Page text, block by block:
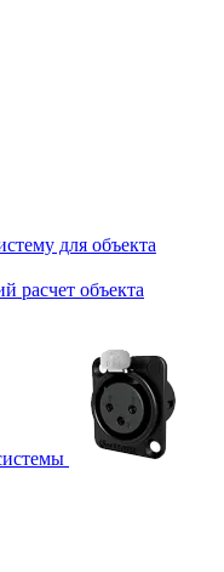
для объекта
расчет объекта